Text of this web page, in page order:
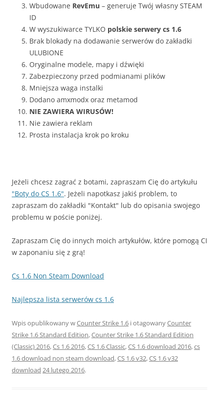
Wbudowane RevEmu – generuje Twój własny STEAM
ID
W wyszukiwarce TYLKO polskie serwery cs 1.6
Brak blokady na dodawanie serwerów do zakładki
ULUBIONE
Oryginalne modele, mapy i dźwięki
Zabezpieczony przed podmianami plików
Mniejsza waga instalki
Dodano amxmodx oraz metamod
NIE ZAWIERA WIRUSÓW!
Nie zawiera reklam
Prosta instalacja krok po kroku
Jeżeli chcesz zagrać z botami, zapraszam Cię do artykułu
"Boty do CS 1.6". Jeżeli napotkasz jakiś problem, to
zapraszam do zakładki "Kontakt" lub do opisania swojego
problemu w poście poniżej.
Zapraszam Cię do innych moich artykułów, które pomogą CI
w zaponaniu się z grą!
Cs 1.6 Non Steam Download
Najlepsza lista serwerów cs 1.6
Wpis opublikowany wCounter Strike 1.6 i otagowanyCounter
Strike 1.6 Standard Edition,Counter Strike 1.6 Standard Edition
(Classic) 2016,Cs 1.6 2016,CS 1.6 Classic,CS 1.6 download 2016,cs
1.6 download non steam download,CS 1.6 v32,CS 1.6 v32
download 24 lutego 2016.